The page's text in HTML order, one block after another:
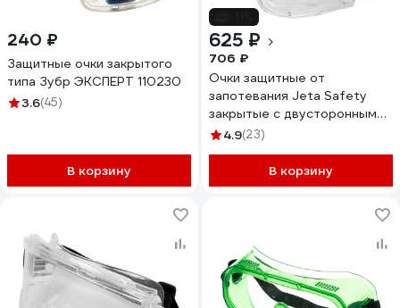
240 ₽
Защитные очки закрытого
типа Зубр ЭКСПЕРТ 110230
3.6(45)
В корзину
625 ₽
706 ₽
Очки защитные от
запотевания Jeta Safety
закрытые с двусторонным
незапотевающим
линзы, JSG-2291
4.9(23)
В корзину